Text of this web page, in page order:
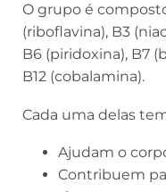
O grupo é
(riboflavina), B3
B6 (piridoxina), B7
B12 (cobalamina).
Cada uma delas
Ajudam o
Contribuem